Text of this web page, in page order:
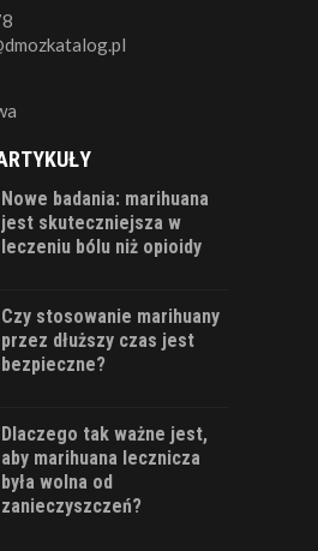
Nowe badania: marihuana
jest skuteczniejsza w
leczeniu bólu niż opioidy
Czy stosowanie marihuany
przez dłuższy czas jest
bezpieczne?
Dlaczego tak ważne jest,
aby marihuana lecznicza
była wolna od
zanieczyszczeń?